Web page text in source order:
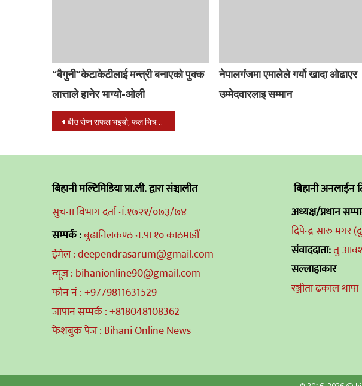
“बैगुनी”केटाकेटीलाई मन्त्री बनाएको पुक्क
लात्ताले हानेर भाग्यो-ओली
नेपालगंजमा एमालेले गर्यो खादा ओढाएर
उम्मेदवारलाइ सम्मान
Post
बीउ रोप्न सफल भइयो, फल भित्र्याउने मौसम पछि आउँछ : डा. भट्टराई
बिहानी मल्टिमिडिया प्रा.ली. द्वारा संञ्चालीत
सुचना विभाग दर्ता नं.१७२१/०७३/७४
सम्पर्क :बुढानिलकण्ठ न.पा १० काठमाडौं
ईमेल : deependrasarum@gmail.com
न्यूज : bihanionline90@gmail.com
फोन नं : +9779811631529
जापान सम्पर्क : +818048108362
फेशबुक पेज : Bihani Online News
बिहानी अनलाईन
अध्यक्ष/प्रधान
दिपेन्द्र सारु मगर
संवाददाता:तु-
सल्लाहाकार
रञ्जीता ढकाल थापा